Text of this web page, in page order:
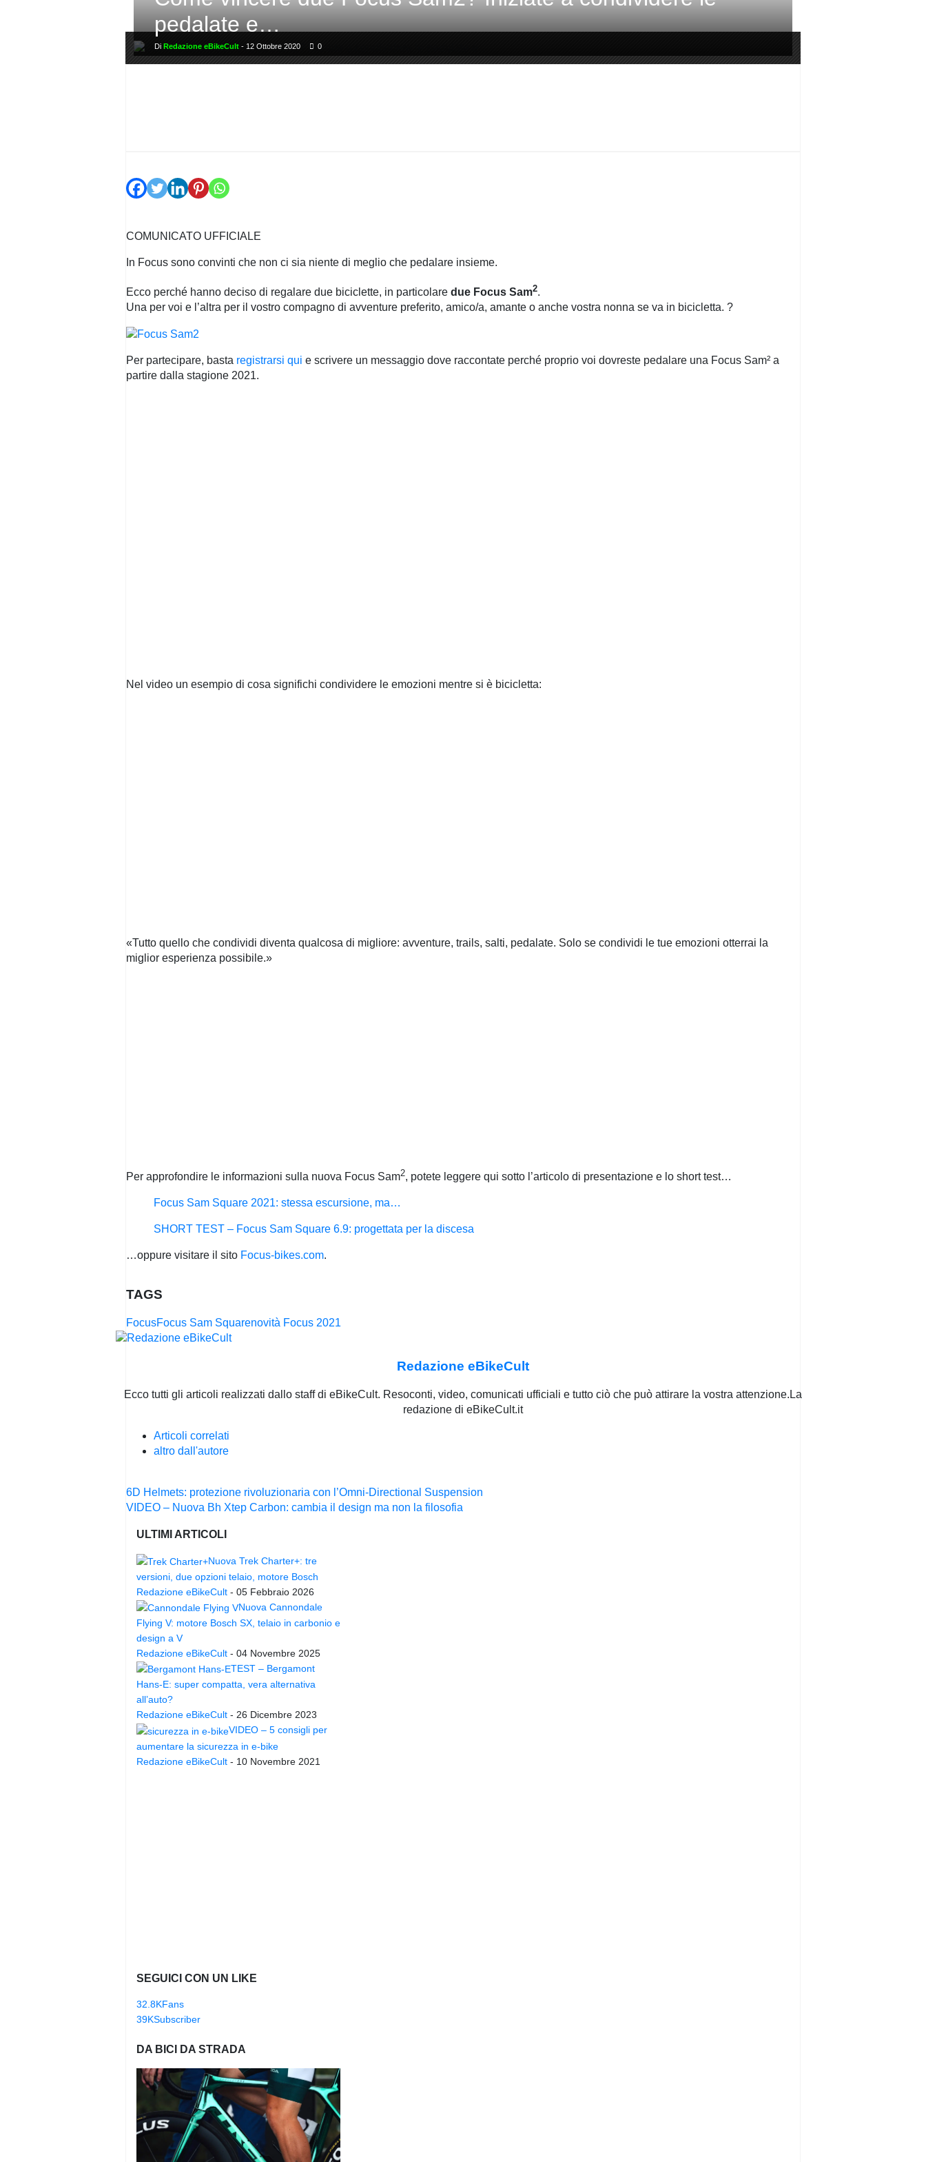
pedalate e…
Di Redazione eBikeCult - 12 Ottobre 2020 0
COMUNICATO UFFICIALE
In Focus sono convinti che non ci sia niente di meglio che pedalare insieme.
Ecco perché hanno deciso di regalare due biciclette, in particolare due Focus Sam2.
Una per voi e l’altra per il vostro compagno di avventure preferito, amico/a, amante o anche vostra nonna se va in bicicletta. ?
Per partecipare, basta registrarsi qui e scrivere un messaggio dove raccontate perché proprio voi dovreste pedalare una Focus Sam² a
partire dalla stagione 2021.
Nel video un esempio di cosa significhi condividere le emozioni mentre si è bicicletta:
«Tutto quello che condividi diventa qualcosa di migliore: avventure, trails, salti, pedalate. Solo se condividi le tue emozioni otterrai la
miglior esperienza possibile.»
Per approfondire le informazioni sulla nuova Focus Sam2, potete leggere qui sotto l’articolo di presentazione e lo short test…
Focus Sam Square 2021: stessa escursione, ma…
SHORT TEST – Focus Sam Square 6.9: progettata per la discesa
…oppure visitare il sito Focus-bikes.com.
TAGS
FocusFocus Sam Squarenovità Focus 2021
Redazione eBikeCult
Ecco tutti gli articoli realizzati dallo staff di eBikeCult. Resoconti, video, comunicati ufficiali e tutto ciò che può attirare la vostra attenzione.La
redazione di eBikeCult.it
Articoli correlati
altro dall'autore
Navigazione
articoli
6D Helmets: protezione rivoluzionaria con l’Omni-Directional Suspension
VIDEO – Nuova Bh Xtep Carbon: cambia il design ma non la filosofia
ULTIMI ARTICOLI
Nuova Trek Charter+: tre
versioni, due opzioni telaio, motore Bosch
Redazione eBikeCult - 05 Febbraio 2026
Nuova Cannondale
Flying V: motore Bosch SX, telaio in carbonio e
design a V
Redazione eBikeCult - 04 Novembre 2025
TEST – Bergamont
Hans-E: super compatta, vera alternativa
all’auto?
Redazione eBikeCult - 26 Dicembre 2023
VIDEO – 5 consigli per
aumentare la sicurezza in e-bike
Redazione eBikeCult - 10 Novembre 2021
SEGUICI CON UN LIKE
32.8KFans
39KSubscriber
DA BICI DA STRADA